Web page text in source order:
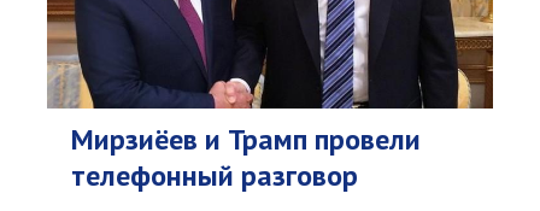
Мирзиёев и Трамп провели
телефонный разговор